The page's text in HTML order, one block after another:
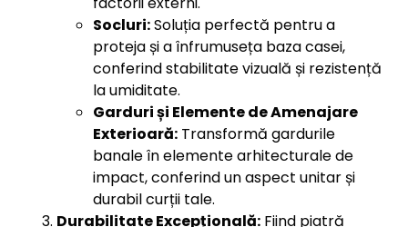
Socluri:Soluția perfectă pentru a
proteja și a înfrumuseța baza casei,
conferind stabilitate vizuală și rezistență
la umiditate.
Garduri și Elemente de Amenajare
Exterioară: Transformă gardurile
banale în elemente arhitecturale de
impact, conferind un aspect unitar și
durabil curții tale.
Durabilitate Excepțională: Fiind piatră